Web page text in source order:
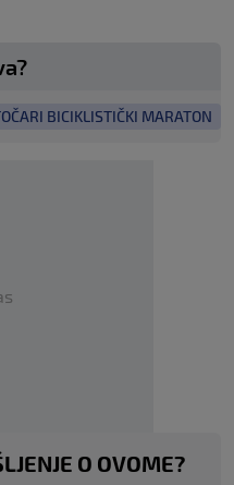
BICIKLISTIČKI MARATON
O OVOME?